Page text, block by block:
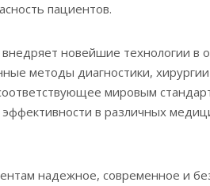
пациентов.
новейшие технологии в
методы диагностики,
мировым
эффективности в различных
надежное, современное и